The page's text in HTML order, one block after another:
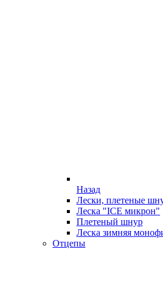
Назад
Лески, плетеные
Леска "ICE микрон"
Плетеный шнур
Леска зимняя
Отцепы